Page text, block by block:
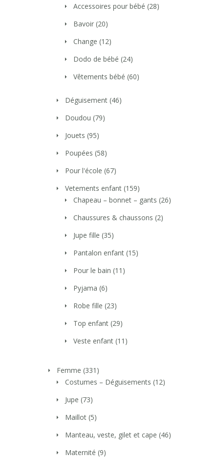
Accessoires pour bébé (28)
Bavoir (20)
Change (12)
Dodo de bébé (24)
Vêtements bébé (60)
Déguisement (46)
Doudou (79)
Jouets (95)
Poupées (58)
Pour l'école (67)
Vetements enfant (159)
Chapeau – bonnet – gants (26)
Chaussures & chaussons (2)
Jupe fille (35)
Pantalon enfant (15)
Pour le bain (11)
Pyjama (6)
Robe fille (23)
Top enfant (29)
Veste enfant (11)
Femme (331)
Costumes – Déguisements (12)
Jupe (73)
Maillot (5)
Manteau, veste, gilet et cape (46)
Maternité (9)